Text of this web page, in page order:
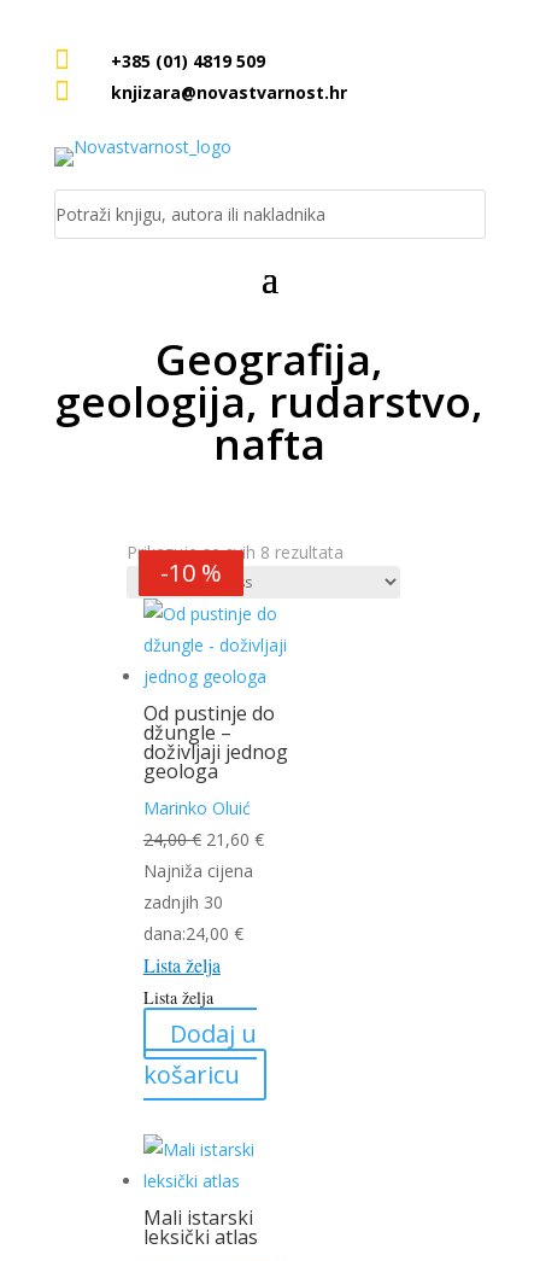
 +385 (01) 4819 509
 knjizara@novastvarnost.hr
Geografija,
geologija, rudarstvo,
nafta
Prikazuje se svih 8 rezultataPoredano
-10 %
Od pustinje do
džungle –
doživljaji jednog
geologa
Marinko Oluić
24,00€ Izvorna
cijena
bila
je:
24,00 €.
21,60 €Trenutna
Najniža cijena
zadnjih 30
dana:24,00 €
Lista želja
Lista želja
Dodaj u
košaricu
-7 %
Mali istarski
leksički atlas
-21 %
-60 %
-58 %
-20 %
-10 %
-10 %